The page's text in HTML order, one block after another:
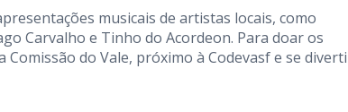
musicais de artistas locais, como
Carvalho e Tinho do Acordeon. Para doar os
do Vale, próximo à Codevasf e se